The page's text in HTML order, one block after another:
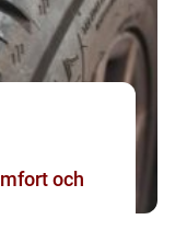
och